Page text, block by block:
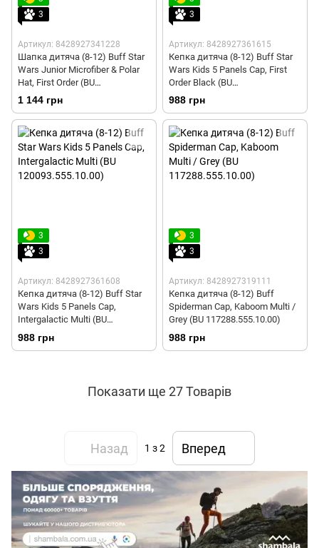
3
Артикул: 8428927341228
Шапка дитяча (8-12) Buff Star
Wars Junior Microfiber & Polar
Hat, First Order (BU
118281.999.10.00)
1 144 грн
3
Артикул: 8428927361615
Кепка дитяча (8-12) Buff Star
Wars Kids 5 Panels Cap, First
Order Black (BU
120094.999.10.00)
988 грн
3
3
Артикул: 8428927361608
Кепка дитяча (8-12) Buff Star
Wars Kids 5 Panels Cap,
Intergalactic Multi (BU
120093.555.10.00)
988 грн
3
3
Артикул: 8428927319111
Кепка дитяча (8-12) Buff
Spiderman Cap, Kaboom Multi /
Grey (BU 117288.555.10.00)
988 грн
Показати ще 27 Товарів
Назад 1 з 2 Вперед